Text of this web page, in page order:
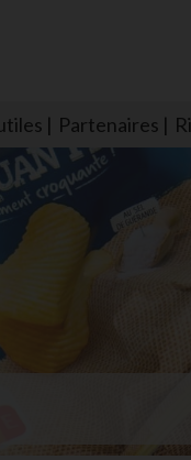
Partenaires
pour que l'eau salée